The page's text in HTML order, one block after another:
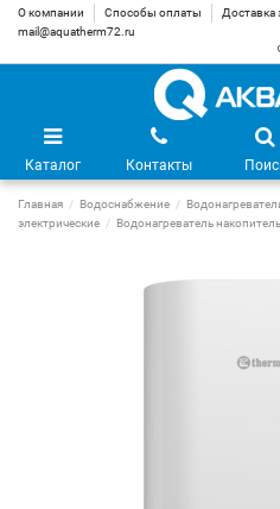
О компании Способы оплаты Доставка
mail@aquatherm72.ru
Каталог Контакты
Главная Водоснабжение
электрические
Водонагреватель